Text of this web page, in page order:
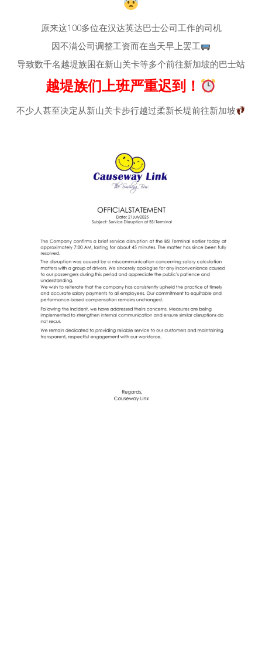
原来这100多位在汉达英达巴士公司工作的司机
因不满公司调整工资而在当天早上罢工
导致数千名越堤族困在新山关卡等多个前往新加坡的巴士站
越堤族们上班严重迟到！
不少人甚至决定从新山关卡步行越过柔新长堤前往新加坡